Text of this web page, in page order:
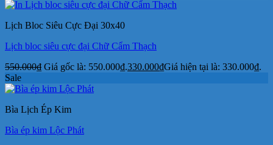
Lịch Bloc Siêu Cực Đại 30x40
Lịch bloc siêu cực đại Chữ Cẩm Thạch
550.000₫ Giá gốc là: 550.000₫.330.000₫Giá hiện tại là: 330.000₫.
Sale
Bìa Lịch Ép Kim
Bìa ép kim Lộc Phát